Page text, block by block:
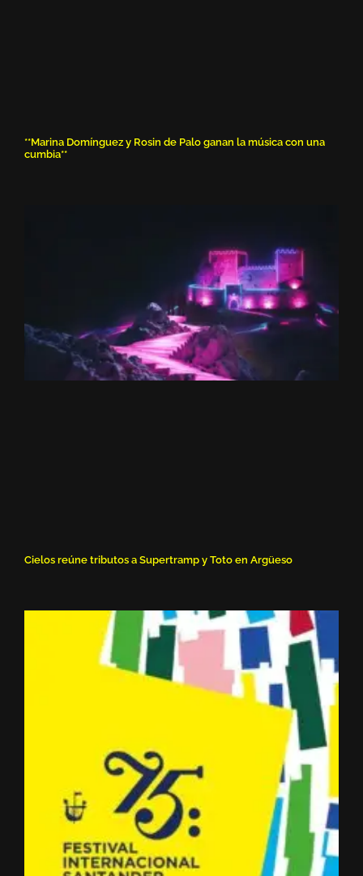
**Marina Domínguez y Rosin de Palo ganan la música con una
cumbia**
Cielos reúne tributos a Supertramp y Toto en Argüeso